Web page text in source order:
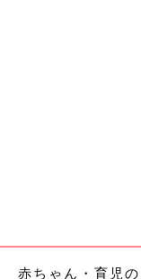
赤ちゃん・育児